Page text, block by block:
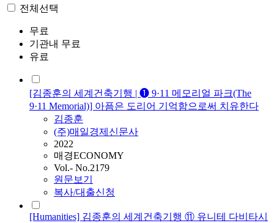
전체선택
무료
기관내 무료
유료
[김종훈의 세계건축기행 | ➊ 9·11 메모리얼 파크(The
9·11 Memorial)] 아픔은 도리어 기억함으로써 치유한다
김종훈
(주)매일경제신문사
2022
매경ECONOMY
Vol.- No.2179
원문보기
복사/대출신청
[Humanities] 김종훈의 세계건축기행 ⑪ 유니테 다비타시